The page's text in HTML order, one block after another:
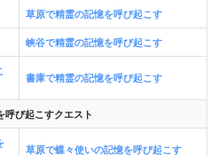
草原で精霊の記憶を呼び起こす
峡谷で精霊の記憶を呼び起こす
書庫で精霊の記憶を呼び起こす
呼び起こすクエスト
草原で蝶々使いの記憶を呼び起こす